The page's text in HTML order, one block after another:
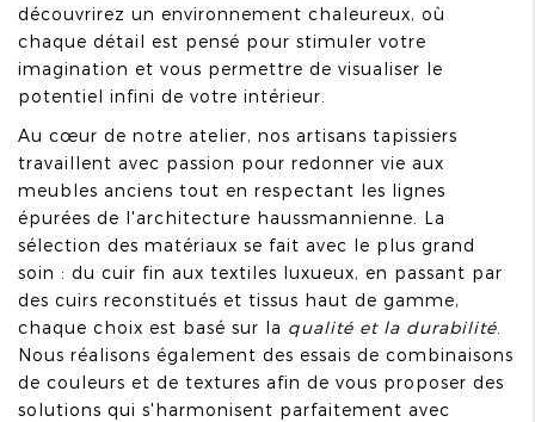
découvrirez un environnement chaleureux, où
chaque détail est pensé pour stimuler votre
imagination et vous permettre de visualiser le
potentiel infini de votre intérieur.
Au cœur de notre atelier, nos artisans tapissiers
travaillent avec passion pour redonner vie aux
meubles anciens tout en respectant les lignes
épurées de l'architecture haussmannienne. La
sélection des matériaux se fait avec le plus grand
soin : du cuir fin aux textiles luxueux, en passant par
des cuirs reconstitués et tissus haut de gamme,
chaque choix est basé sur la qualité et la durabilité
Nous réalisons également des essais de combinaisons
de couleurs et de textures afin de vous proposer des
solutions qui s'harmonisent parfaitement avec